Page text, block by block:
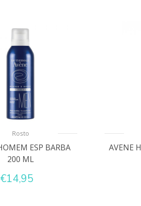
Rosto
ESP BARBA
200 ML
€14,95
AVENE